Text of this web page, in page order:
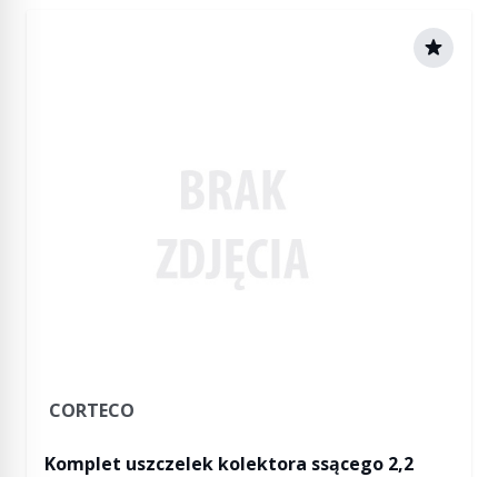
CORTECO
Komplet uszczelek kolektora ssącego 2,2